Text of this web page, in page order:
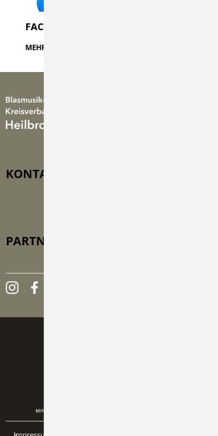
FACEBOOK
MEHR
KONTAKT
PARTNER